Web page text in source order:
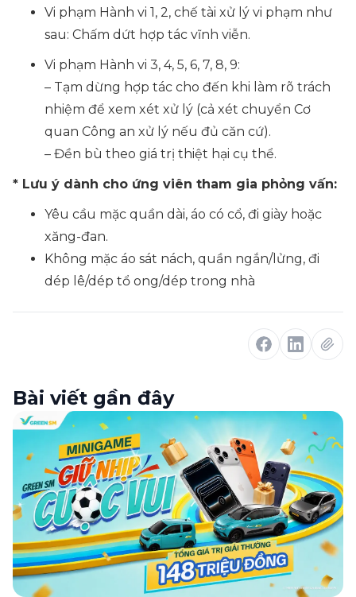
Vi phạm Hành vi 1, 2, chế tài xử lý vi phạm như
sau: Chấm dứt hợp tác vĩnh viễn.
Vi phạm Hành vi 3, 4, 5, 6, 7, 8, 9:
– Tạm dừng hợp tác cho đến khi làm rõ trách
nhiệm để xem xét xử lý (cả xét chuyển Cơ
quan Công an xử lý nếu đủ căn cứ).
– Đền bù theo giá trị thiệt hại cụ thể.
* Lưu ý dành cho ứng viên tham gia phỏng vấn:
Yêu cầu mặc quần dài, áo có cổ, đi giày hoặc
xăng-đan.
Không mặc áo sát nách, quần ngắn/lửng, đi
dép lê/dép tổ ong/dép trong nhà
Bài viết gần đây